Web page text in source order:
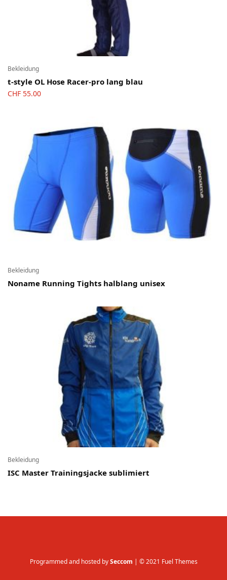
Bekleidung
t-style OL Hose Racer-pro lang blau
CHF 55.00
Bekleidung
Noname Running Tights halblang unisex
Bekleidung
ISC Master Trainingsjacke sublimiert
Programmed and hosted bySeccom | © 2021 Fuel Themes